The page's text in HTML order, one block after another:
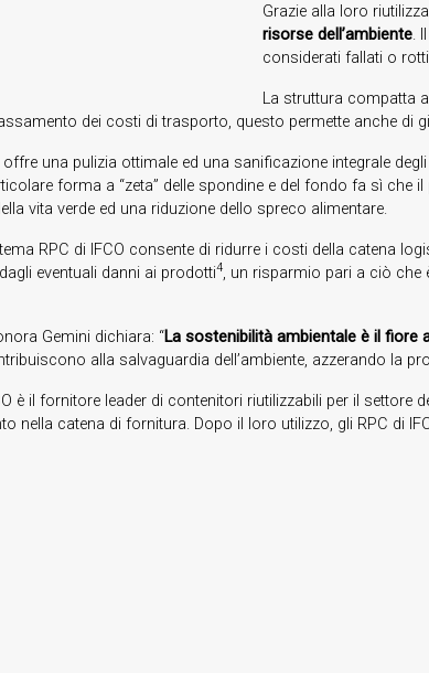
Grazie alla loro
risorse dell’ambiente.
considerati fallati o
La struttura compatta
dei costi di trasporto, questo permette anche di
offre una pulizia ottimale ed una sanificazione integrale
forma a “zeta” delle spondine e del fondo fa sì
vita verde ed una riduzione dello spreco alimentare.
RPC di IFCO consente di ridurre i costi della catena
eventuali danni ai prodotti4, un risparmio pari a ciò che
Gemini dichiara: “La sostenibilità ambientale è il fiore
alla salvaguardia dell’ambiente, azzerando la
è il fornitore leader di contenitori riutilizzabili per il
nella catena di fornitura. Dopo il loro utilizzo, gli RPC di